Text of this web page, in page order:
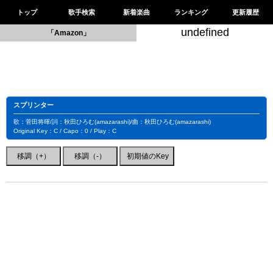
トップ 歌手検索 新着楽曲 ランキング 更新履歴
「Amazon」 undefined
スプリンター
歌：菅田将暉/詞：秋田ひろむ(amazarashi)/曲：秋田ひろむ(amazarashi)
Original Key：C / Capo：0 / Play：C